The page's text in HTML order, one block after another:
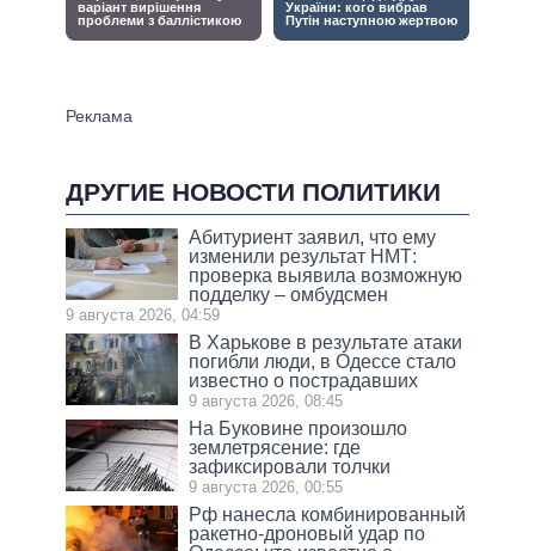
ДРУГИЕ НОВОСТИ ПОЛИТИКИ
Абитуриент заявил, что ему
изменили результат НМТ:
проверка выявила возможную
подделку – омбудсмен
9 августа 2026, 04:59
В Харькове в результате атаки
погибли люди, в Одессе стало
известно о пострадавших
9 августа 2026, 08:45
На Буковине произошло
землетрясение: где
зафиксировали толчки
9 августа 2026, 00:55
Рф нанесла комбинированный
ракетно-дроновый удар по